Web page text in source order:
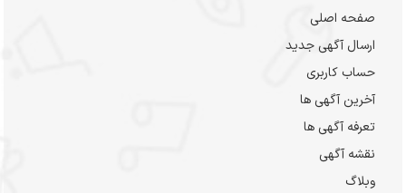
صفحه اصلی
ارسال‌ آگهی جدید
حساب کاربری
آخرین آگهی ها
تعرفه آگهی ها
نقشه آگهی
وبلاگ